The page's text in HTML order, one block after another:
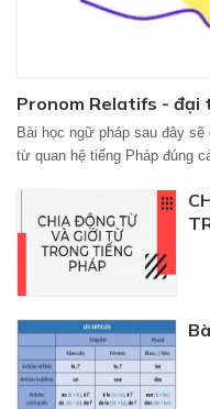
Pronom Relatifs - đại
Bài học ngữ pháp sau đây
từ quan hệ tiếng Pháp đúng